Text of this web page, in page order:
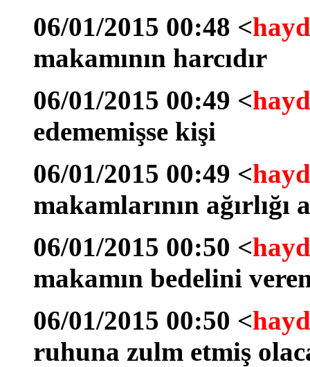
06/01/2015 00:48 <
makamının harcıdır
06/01/2015 00:49 <
edememişse kişi
06/01/2015 00:49 <
makamlarının
06/01/2015 00:50 <
makamın bedelini
06/01/2015 00:50 <
ruhuna zulm etmiş